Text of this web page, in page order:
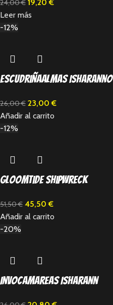
24,00€ 19,20€
Leer más
-12%
Escudriñaalmas Isharanno
26,00€ 23,00€
Añadir al carrito
-12%
Gloomtide Shipwreck
51,50€ 45,50€
Añadir al carrito
-20%
Invocamareas Isharann